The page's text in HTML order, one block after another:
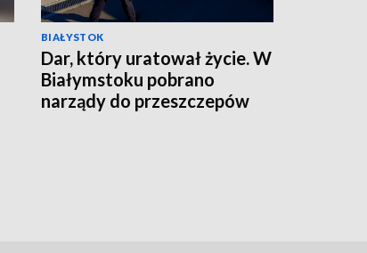
BIAŁYSTOK
Dar, który uratował życie. W
Białymstoku pobrano
narządy do przeszczepów